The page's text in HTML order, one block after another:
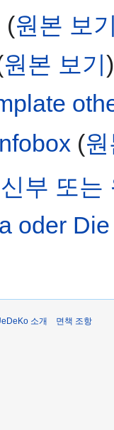
(원본 보
원본 보기
(
부 또는
oder
소개 면책 조항